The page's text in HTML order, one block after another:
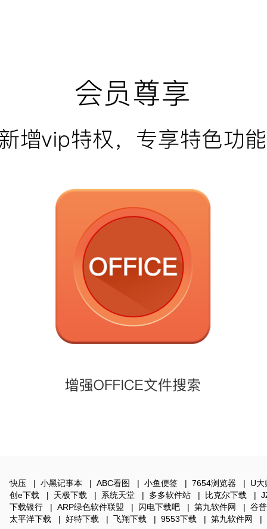
快压 | 小黑记事本 | ABC看图 | 小鱼便签 | 7654浏览器 |
U大
创e下载
| 天极下载 | 系统天堂 | 多多软件站 | 比克尔下载 |
下载银行
| ARP绿色软件联盟 | 闪电下载吧 | 第九软件网 | 谷
太平洋下载
| 好特下载 | 飞翔下载 | 9553下载 | 第九软件网 |